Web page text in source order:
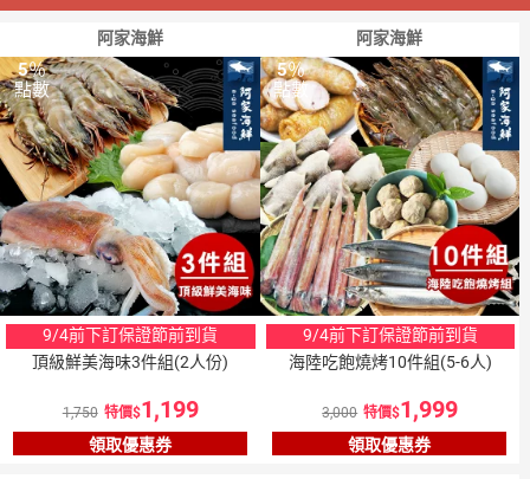
阿家海鮮
5％
點數
9/4前下訂保證節前到貨
頂級鮮美海味3件組(2人份)
1,750 特價 1,199
領取優惠券
阿家海鮮
5％
點數
9/4前下訂保證節前到貨
海陸吃飽燒烤10件組(5-6人)
3,000 特價 1,999
領取優惠券